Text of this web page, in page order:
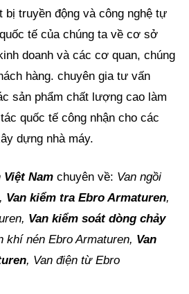
bị truyền động và công nghệ tự
tế của chúng ta về cơ sở
doanh và các cơ quan, chúng
hàng. chuyên gia tư vấn
sản phẩm chất lượng cao làm
quốc tế công nhận cho các
dựng nhà máy.
Việt Nam chuyên về: Van ngồi
Van kiểm tra Ebro Armaturen,
Van kiểm soát dòng chảy
khí nén Ebro Armaturen, Van
, Van điện từ Ebro